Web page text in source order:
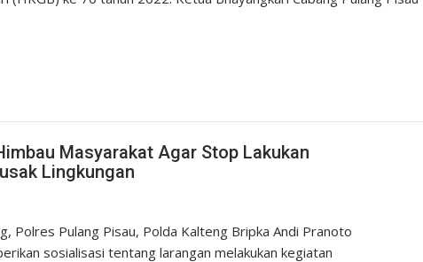
Masyarakat Agar Stop Lakukan
Lingkungan
Polres Pulang Pisau, Polda Kalteng Bripka Andi Pranoto
sosialisasi tentang larangan melakukan kegiatan